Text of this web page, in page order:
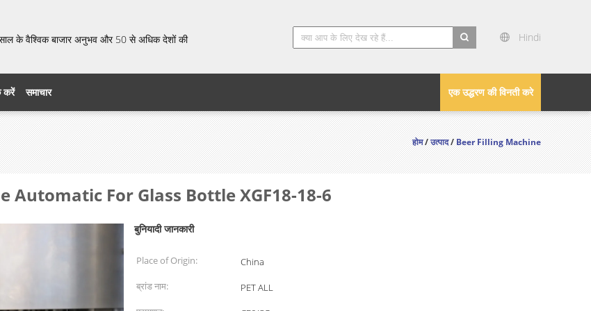
के वैश्विक बाजार अनुभव और 50 से अधिक देशों की
Hindi
एक उद्धरण की विनती करे
करें समाचार
होम/उत्पाद/Beer Filling Machine
For Glass Bottle XGF18-18-6
बुनियादी जानकारी
Place of Origin:
China
ब्रांड नाम:
PET ALL